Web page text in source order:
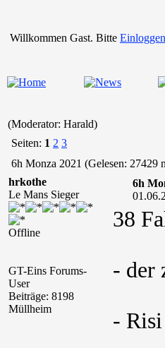
Willkommen Gast. Bitte Einloggen
(Moderator: Harald)
Seiten: 1 2 3
6h Monza 2021 (Gelesen: 27429
hrkothe
Le Mans Sieger
Offline
GT-Eins Forums-
User
Beiträge: 8198
Müllheim
6h
38
- der
-